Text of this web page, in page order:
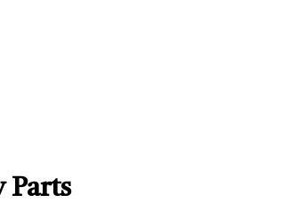
Contact us
Parts